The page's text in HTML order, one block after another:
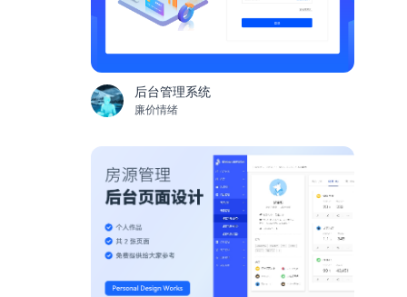
后台管理系统
廉价情绪